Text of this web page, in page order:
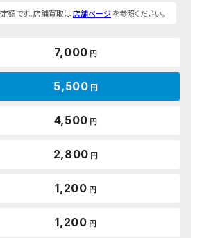
額です。店舗買取は店舗ページを参照ください。
7,000 円
5,500 円
4,500 円
2,800 円
1,200 円
1,200 円